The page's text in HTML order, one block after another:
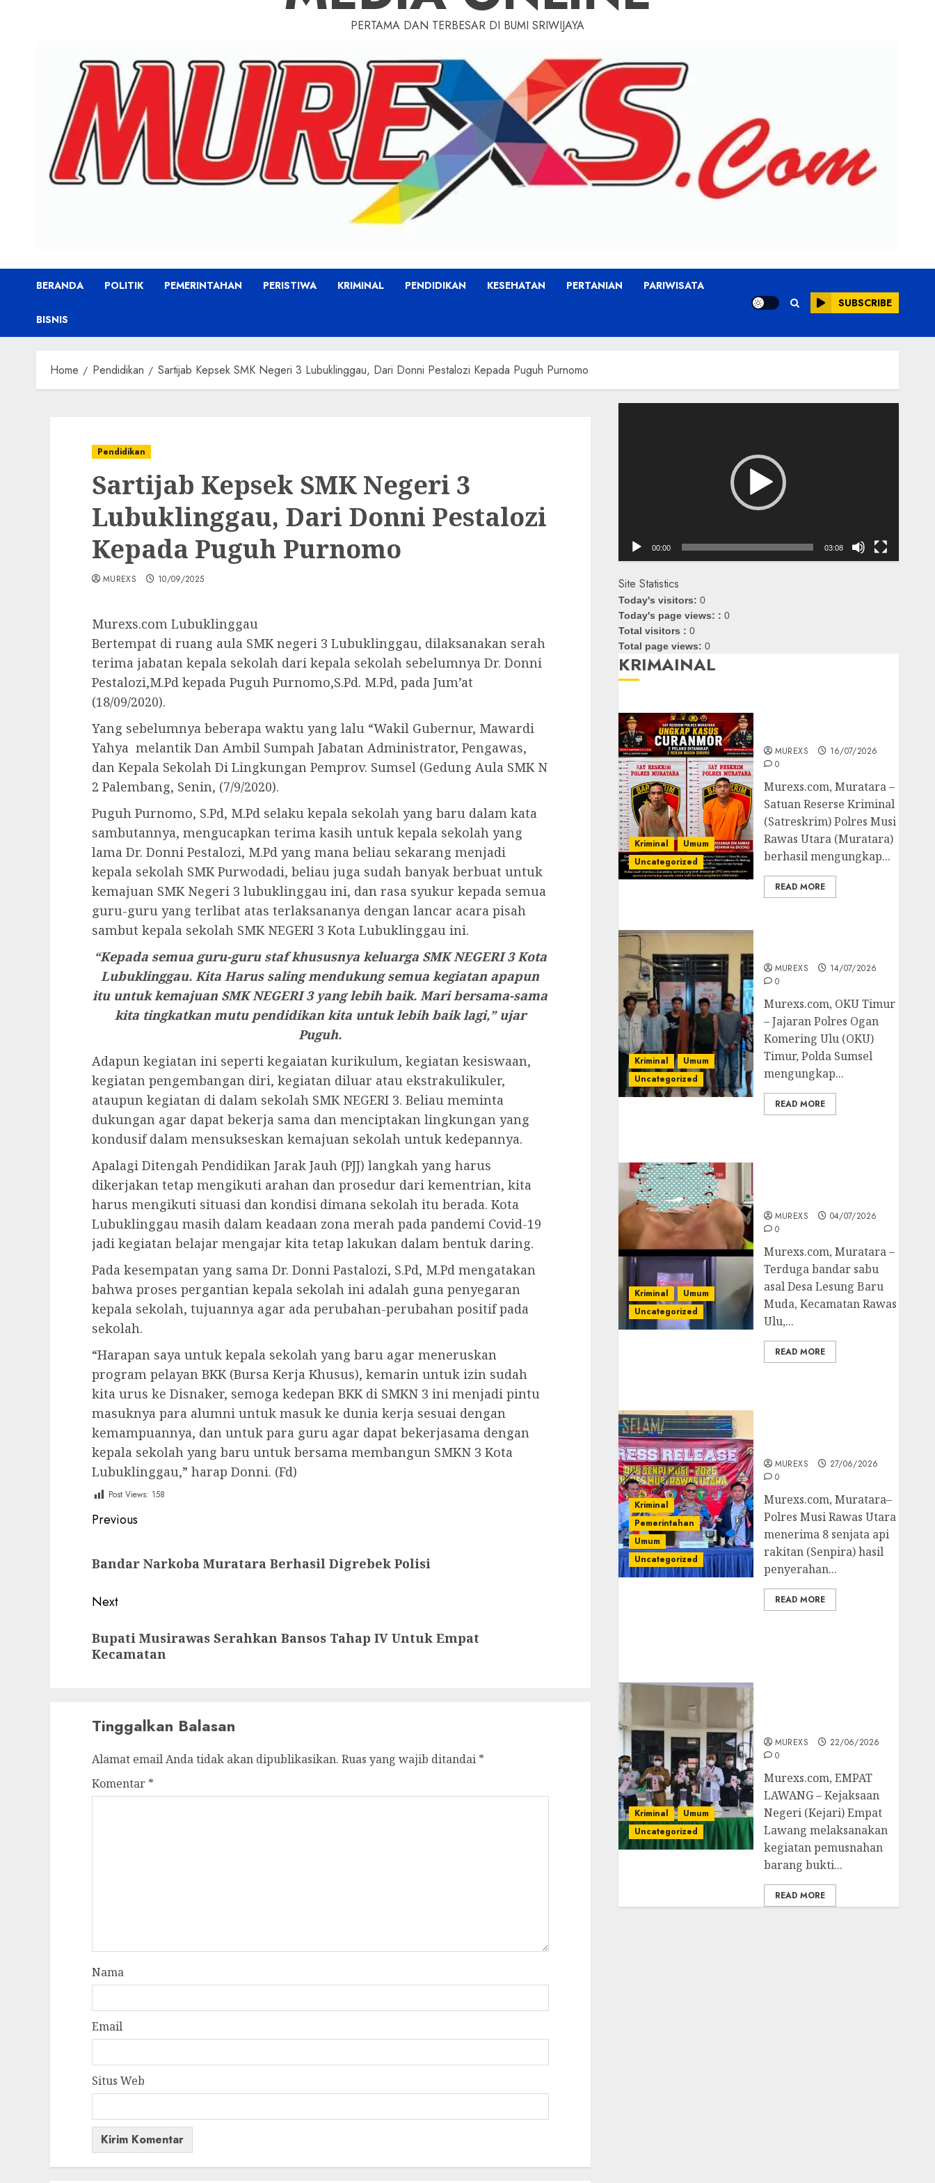
PERTAMA DAN TERBESAR DI BUMI SRIWIJAYA
BERANDA POLITIK PEMERINTAHAN PERISTIWA KRIMINAL PENDIDIKAN KESEHATAN PERTANIAN PARIWISATA
BISNIS
SUBSCRIBE
Home Pendidikan Sartijab Kepsek SMK Negeri 3 Lubuklinggau, Dari Donni Pestalozi Kepada Puguh Purnomo
Pendidikan
Sartijab Kepsek SMK Negeri 3
Lubuklinggau, Dari Donni Pestalozi
Kepada Puguh Purnomo
MUREXS 10/09/2025
Murexs.com Lubuklinggau
Bertempat di ruang aula SMK negeri 3 Lubuklinggau, dilaksanakan serah
terima jabatan kepala sekolah dari kepala sekolah sebelumnya Dr. Donni
Pestalozi,M.Pd kepada Puguh Purnomo,S.Pd. M.Pd, pada Jum’at
(18/09/2020).
Yang sebelumnya beberapa waktu yang lalu “Wakil Gubernur, Mawardi
Yahya melantik Dan Ambil Sumpah Jabatan Administrator, Pengawas,
dan Kepala Sekolah Di Lingkungan Pemprov. Sumsel (Gedung Aula SMK N
2 Palembang, Senin, (7/9/2020).
Puguh Purnomo, S.Pd, M.Pd selaku kepala sekolah yang baru dalam kata
sambutannya, mengucapkan terima kasih untuk kepala sekolah yang
lama Dr. Donni Pestalozi, M.Pd yang mana beliau sekarang menjadi
kepala sekolah SMK Purwodadi, beliau juga sudah banyak berbuat untuk
kemajuan SMK Negeri 3 lubuklinggau ini, dan rasa syukur kepada semua
guru-guru yang terlibat atas terlaksananya dengan lancar acara pisah
sambut kepala sekolah SMK NEGERI 3 Kota Lubuklinggau ini.
“Kepada semua guru-guru staf khususnya keluarga SMK NEGERI 3 Kota
Lubuklinggau. Kita Harus saling mendukung semua kegiatan apapun
itu untuk kemajuan SMK NEGERI 3 yang lebih baik. Mari bersama-sama
kita tingkatkan mutu pendidikan kita untuk lebih baik lagi,” ujar
Puguh.
Adapun kegiatan ini seperti kegaiatan kurikulum, kegiatan kesiswaan,
kegiatan pengembangan diri, kegiatan diluar atau ekstrakulikuler,
ataupun kegiatan di dalam sekolah SMK NEGERI 3. Beliau meminta
dukungan agar dapat bekerja sama dan menciptakan lingkungan yang
kondusif dalam mensukseskan kemajuan sekolah untuk kedepannya.
Apalagi Ditengah Pendidikan Jarak Jauh (PJJ) langkah yang harus
dikerjakan tetap mengikuti arahan dan prosedur dari kementrian, kita
harus mengikuti situasi dan kondisi dimana sekolah itu berada. Kota
Lubuklinggau masih dalam keadaan zona merah pada pandemi Covid-19
jadi kegiatan belajar mengajar kita tetap lakukan dalam bentuk daring.
Pada kesempatan yang sama Dr. Donni Pastalozi, S.Pd, M.Pd mengatakan
bahwa proses pergantian kepala sekolah ini adalah guna penyegaran
kepala sekolah, tujuannya agar ada perubahan-perubahan positif pada
sekolah.
“Harapan saya untuk kepala sekolah yang baru agar meneruskan
program pelayan BKK (Bursa Kerja Khusus), kemarin untuk izin sudah
kita urus ke Disnaker, semoga kedepan BKK di SMKN 3 ini menjadi pintu
masuknya para alumni untuk masuk ke dunia kerja sesuai dengan
kemampuannya, dan untuk para guru agar dapat bekerjasama dengan
kepala sekolah yang baru untuk bersama membangun SMKN 3 Kota
Lubuklinggau,” harap Donni. (Fd)
Post Views: 158
Post
Previous
post:
Bandar Narkoba Muratara Berhasil Digrebek Polisi
Next
post:
Bupati Musirawas Serahkan Bansos Tahap IV Untuk Empat
Kecamatan
Tinggalkan Balasan
Alamat email Anda tidak akan dipublikasikan. Ruas yang wajib ditandai *
Komentar *
Nama
Email
Situs Web
00:00 03:08
Site Statistics
Today's visitors: 0
Today's page views: : 0
Total visitors : 0
Total page views: 0
KRIMAINAL
Kriminal
Umum
Uncategorized
MUREXS
16/07/2026
0
Murexs.com, Muratara –
Satuan Reserse Kriminal
(Satreskrim) Polres Musi
Rawas Utara (Muratara)
berhasil mengungkap...
READ MORE
Kriminal
Umum
Uncategorized
MUREXS
14/07/2026
0
Murexs.com, OKU Timur
– Jajaran Polres Ogan
Komering Ulu (OKU)
Timur, Polda Sumsel
mengungkap...
READ MORE
Kriminal
Umum
Uncategorized
MUREXS
04/07/2026
0
Murexs.com, Muratara –
Terduga bandar sabu
asal Desa Lesung Baru
Muda, Kecamatan Rawas
Ulu,...
READ MORE
Kriminal
Pemerintahan
Umum
Uncategorized
MUREXS
27/06/2026
0
Murexs.com, Muratara–
Polres Musi Rawas Utara
menerima 8 senjata api
rakitan (Senpira) hasil
penyerahan...
READ MORE
Kriminal
Umum
Uncategorized
MUREXS
22/06/2026
0
‎Murexs.com, EMPAT
LAWANG – Kejaksaan
Negeri (Kejari) Empat
Lawang melaksanakan
kegiatan pemusnahan
barang bukti...
READ MORE